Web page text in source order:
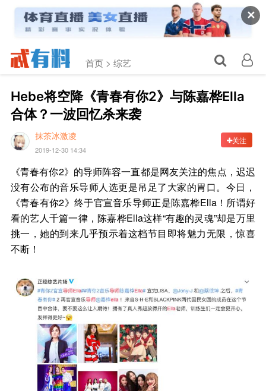
✕
首页 > 综艺
Hebe将空降《青春有你2》与陈嘉桦Ella
合体？一波回忆杀来袭
抹茶冰激凌
2019-12-30 14:34
关注
《青春有你2》的导师阵容一直都是网友关注的焦点，迟迟
没有公布的音乐导师人选更是吊足了大家的胃口。今日，
《青春有你2》终于官宣音乐导师正是陈嘉桦Ella！所谓好
看的艺人千篇一律，陈嘉桦Ella这样“有趣的灵魂”却是万里
挑一，她的到来几乎预示着这档节目即将魅力无限，惊喜
不断！